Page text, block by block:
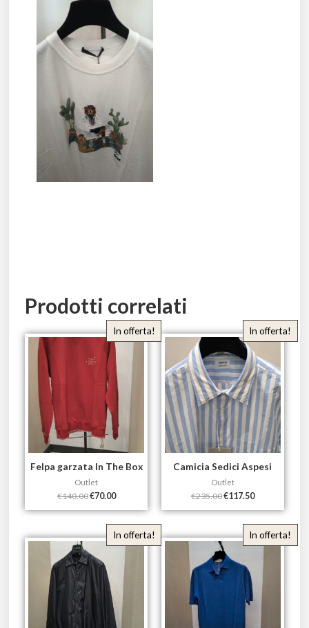
Prodotti correlati
In offerta!
Felpa garzata In The Box
Outlet
€140.00€70.00
In offerta!
Camicia Sedici Aspesi
Outlet
€235.00€117.50
In offerta! In offerta!